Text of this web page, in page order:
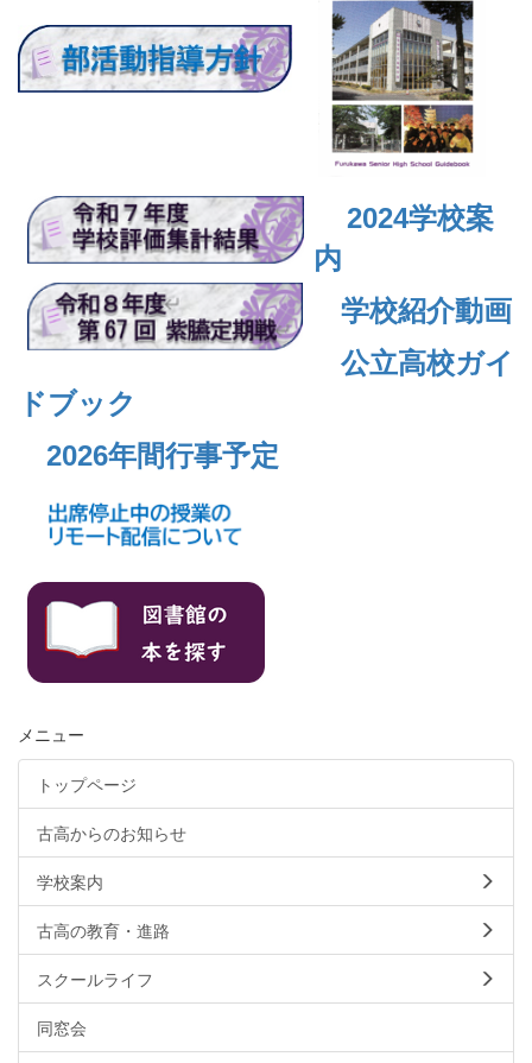
2024学校案
内
学校紹介動画
公立高校ガイ
ドブック
2026年間行事予定
メニュー
トップページ
古高からのお知らせ
学校案内
古高の教育・進路
スクールライフ
同窓会